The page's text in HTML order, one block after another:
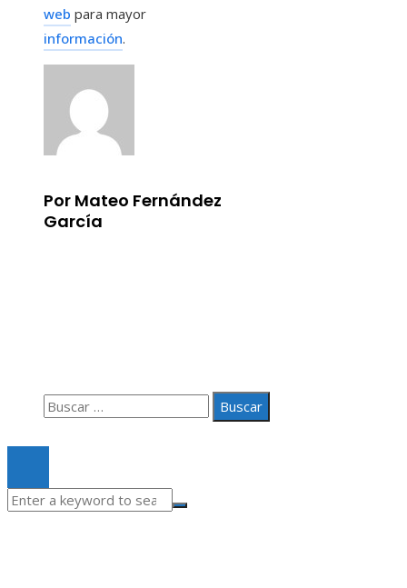
web para mayor
información.
Por Mateo Fernández
García
Buscar: